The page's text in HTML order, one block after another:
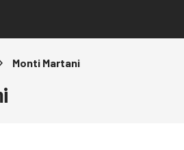
Monti Martani